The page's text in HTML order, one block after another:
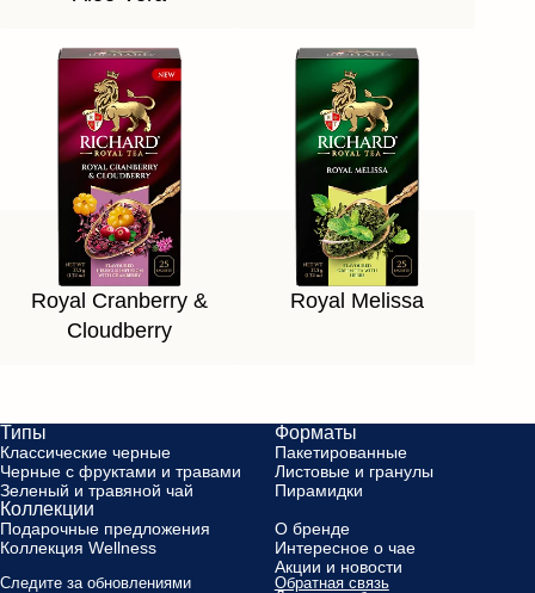
Royal Cranberry &
Cloudberry
Royal Melissa
Обратная связь
Следите за обновлениями
Типы
Классические черные
Черные с фруктами и травами
Зеленый и травяной чай
Форматы
Пакетированные
Листовые и гранулы
Пирамидки
Коллекции
Подарочные предложения
Коллекция Wellness
О бренде
Интересное о чае
Акции и новости